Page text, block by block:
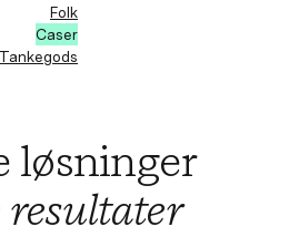
Folk
Caser
Tankegods
løsninger